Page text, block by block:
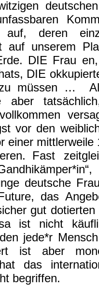
auf, deren
auf unserem
DIE Frau
DIE
müssen …
aber
vor den
einer
Fast
deutsche
das
gut
ist nicht
jede*r
ist aber
das
begriffen.